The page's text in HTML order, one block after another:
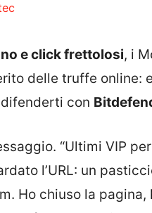
e click frettolosi, i
delle truffe online:
con
“Ultimi VIP
l’URL: un
Ho chiuso la pagina,